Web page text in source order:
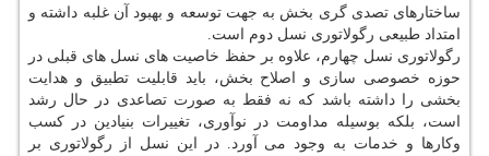
ساختارهای تصدی گری بخش به جهت توسعه و بهبود آن غلبه داشته و
امتداد طبیعی رگولاتوری نسل دوم است.
رگولاتوری نسل چهارم، علاوه بر حفظ خاصیت های نسل های قبلی در
حوزه خصوصی سازی و اصلاح بخش، باید قابلیت تطبیق و هدایت
بخشی را داشته باشد که نه فقط به صورت تصاعدی در حال رشد
است، بلکه بوسیله مداومت در نوآوری، تغییرات بنیادین در کسب
وکارها و خدمات به وجود می آورد. در این نسل از رگولاتوری بر